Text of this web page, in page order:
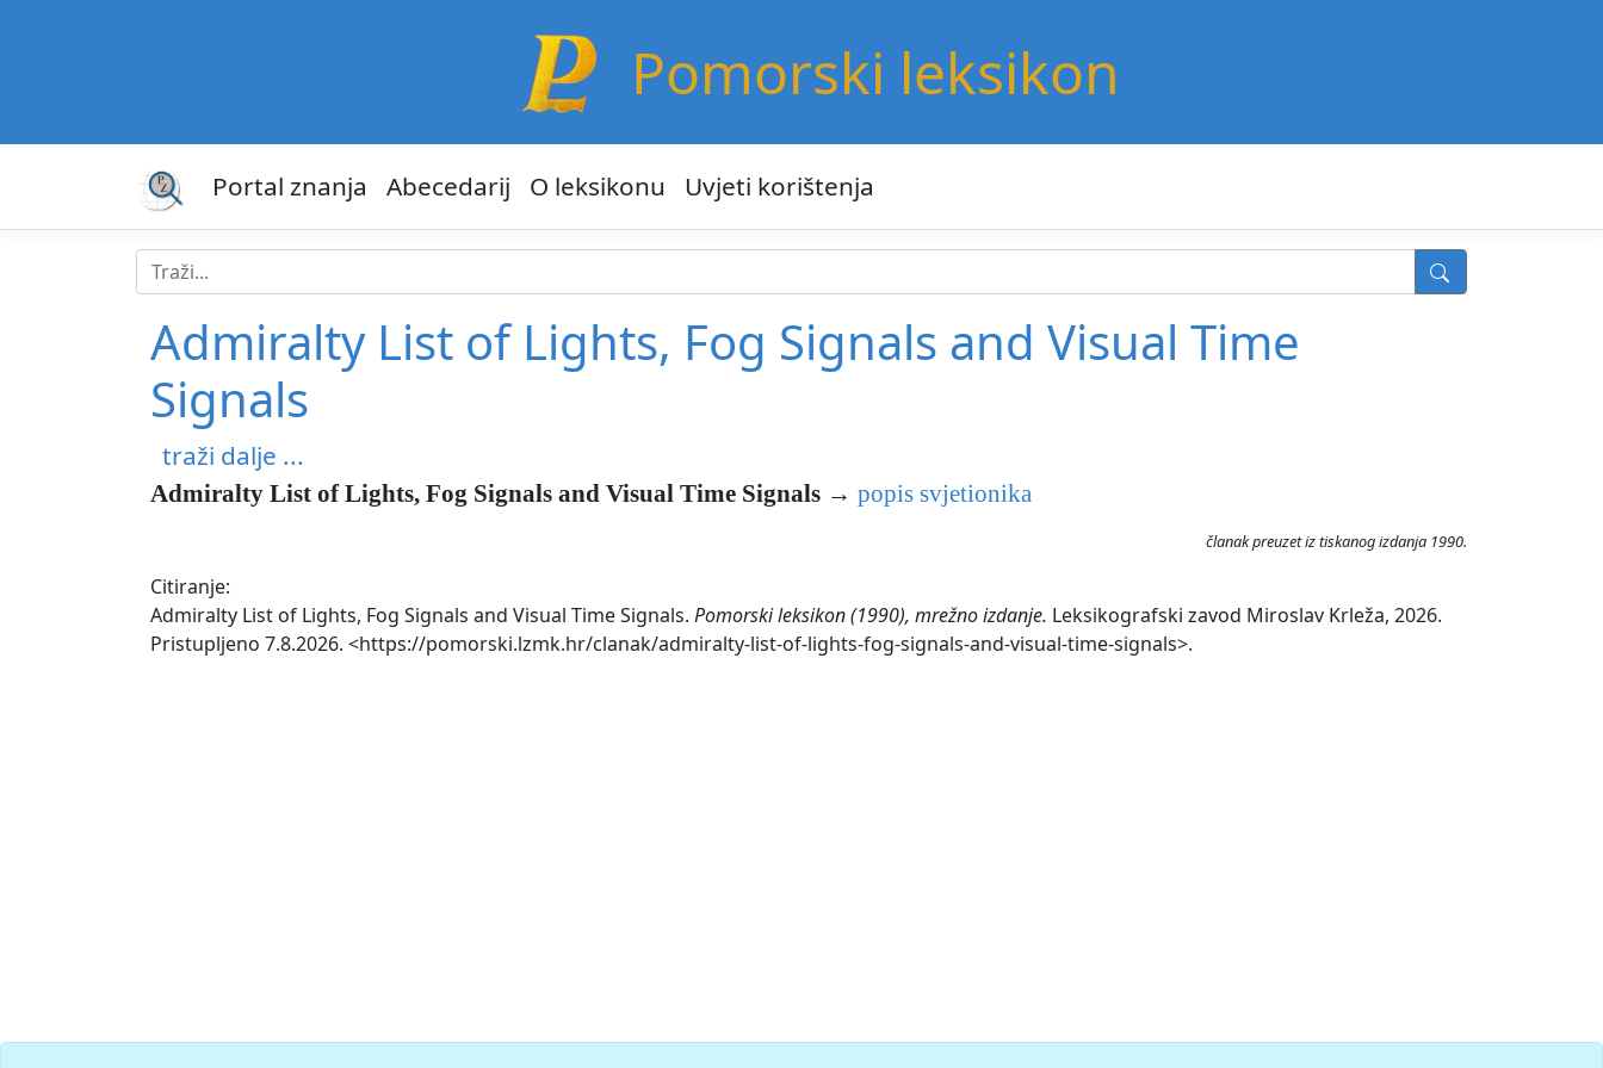
Pomorski leksikon
Portal znanja Abecedarij O leksikonu Uvjeti korištenja
Admiralty List of Lights, Fog Signals and Visual Time
Signals
traži dalje ...
Admiralty List of Lights, Fog Signals and Visual Time Signals → popis svjetionika
članak preuzet iz tiskanog izdanja 1990.
Citiranje:
Admiralty List of Lights, Fog Signals and Visual Time Signals. Pomorski leksikon (1990), mrežno izdanje. Leksikografski zavod Miroslav Krleža, 2026.
Pristupljeno 7.8.2026. <https://pomorski.lzmk.hr/clanak/admiralty-list-of-lights-fog-signals-and-visual-time-signals>.